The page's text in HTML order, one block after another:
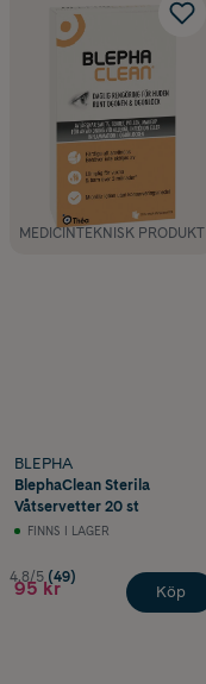
MEDICINTEKNISK PRODUKT
BLEPHA
BlephaClean Sterila
Våtservetter 20 st
FINNS I LAGER
4.8/5 (49)
95 kr Köp